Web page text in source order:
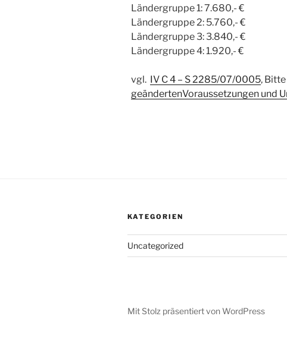
Ländergruppe 1: 7.680,- €
Ländergruppe 2: 5.760,- €
Ländergruppe 3: 3.840,- €
Ländergruppe 4: 1.920,- €
vgl. IV C 4 – S 2285/07/0005,
geändertenVoraussetzungen und
KATEGORIEN
Uncategorized
Mit Stolz präsentiert von WordPress